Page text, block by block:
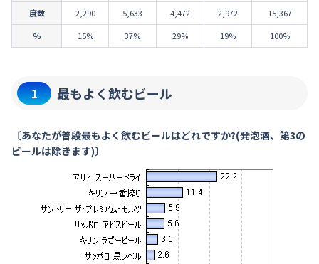
度数 2,290 5,633 4,472 2,972
15,367
％
15% 37% 29% 19% 100%
1 最もよく飲むビール
〔あなたが普段最もよく飲むビールはどれですか?(発泡酒、第3の
ビールは除きます)〕